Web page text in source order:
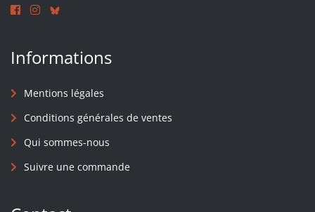
Informations
Mentions légales
Conditions générales de ventes
Qui sommes-nous
Suivre une commande